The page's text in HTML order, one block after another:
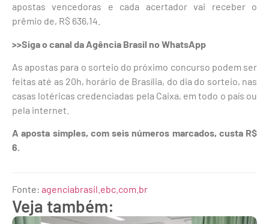
apostas vencedoras e cada acertador vai receber o
prêmio de, R$ 636,14.
>>Siga o canal da Agência Brasil no WhatsApp
As apostas para o sorteio do próximo concurso podem ser
feitas até as 20h, horário de Brasília, do dia do sorteio, nas
casas lotéricas credenciadas pela Caixa, em todo o país ou
pela internet.
A aposta simples, com seis números marcados, custa R$
6.
Fonte: agenciabrasil.ebc.com.br
Veja também: